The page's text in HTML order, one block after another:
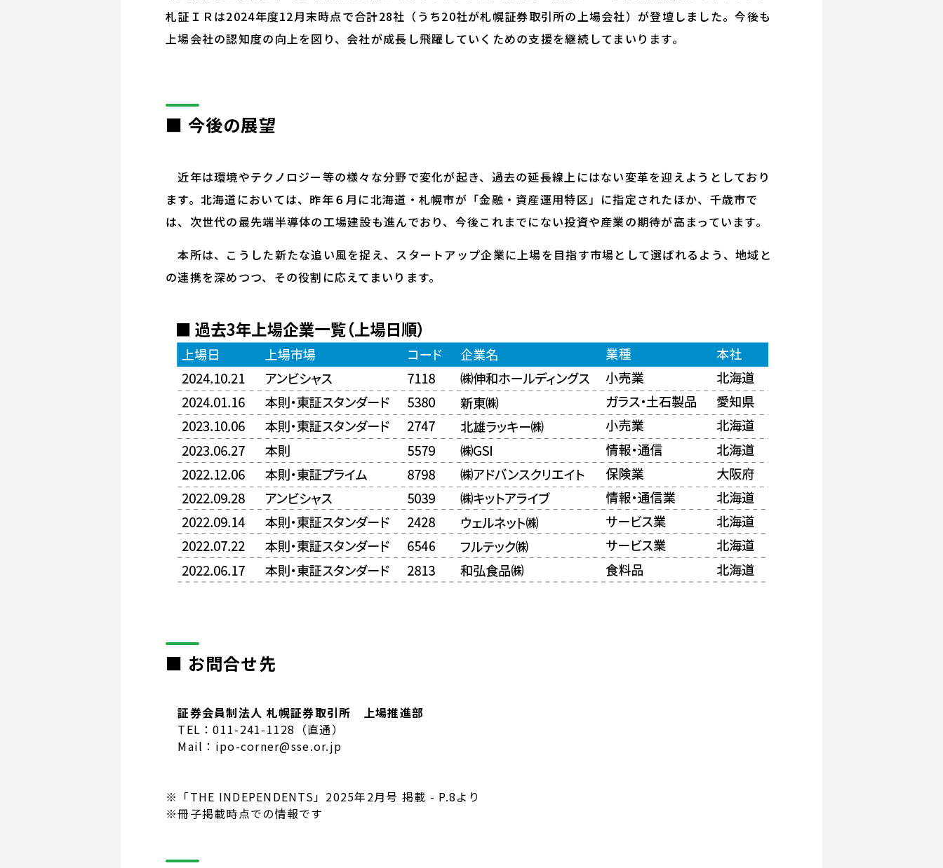
札証ＩＲは2024年度12月末時点で合計28社（うち20社が札幌証券取引所の上場会社）が登壇しました。今後も
上場会社の認知度の向上を図り、会社が成長し飛躍していくための支援を継続してまいります。
■ 今後の展望
近年は環境やテクノロジー等の様々な分野で変化が起き、過去の延長線上にはない変革を迎えようとしており
ます。北海道においては、昨年６月に北海道・札幌市が「金融・資産運用特区」に指定されたほか、千歳市で
は、次世代の最先端半導体の工場建設も進んでおり、今後これまでにない投資や産業の期待が高まっています。
本所は、こうした新たな追い風を捉え、スタートアップ企業に上場を目指す市場として選ばれるよう、地域と
の連携を深めつつ、その役割に応えてまいります。
■ お問合せ先
証券会員制法人 札幌証券取引所 上場推進部
TEL：011-241-1128（直通）
Mail：ipo-corner@sse.or.jp
※「THE INDEPENDENTS」2025年2月号 掲載 - P.8より
※冊子掲載時点での情報です